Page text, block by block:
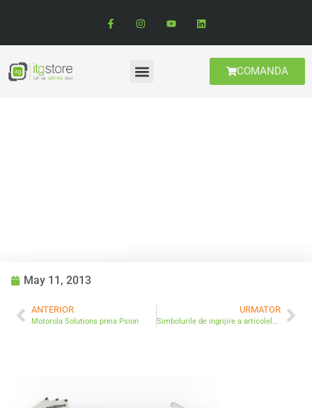
COMANDA
May 11, 2013
ANTERIOR
Motorola Solutions preia Psion
URMATOR
Simbolurile de ingrijire a articolelor de imbracaminte